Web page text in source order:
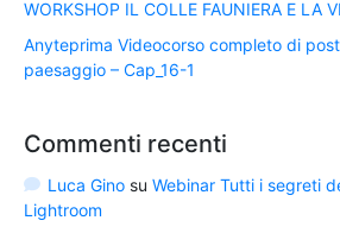
WORKSHOP IL COLLE FAUNIERA E LA
Anyteprima Videocorso completo di
paesaggio – Cap_16-1
Commenti recenti
Luca Ginosu Webinar Tutti i segreti
Lightroom